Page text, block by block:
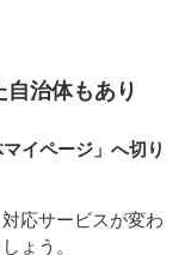
治体もあり
イページ」へ切り
応サービスが変わ
ょう。